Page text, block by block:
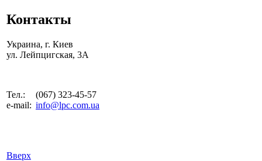
Контакты
Украина, г. Киев
ул. Лейпцигская, 3А
Тел.:
(067) 323-45-57
e-mail: info@lpc.com.ua
Вверх